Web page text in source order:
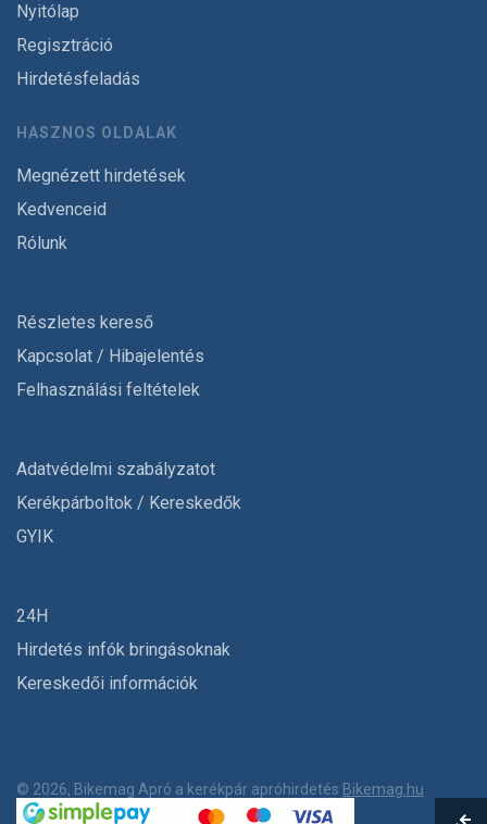
Nyitólap
Regisztráció
Hirdetésfeladás
HASZNOS OLDALAK
Megnézett hirdetések
Kedvenceid
Rólunk
Részletes kereső
Kapcsolat / Hibajelentés
Felhasználási feltételek
Adatvédelmi szabályzatot
Kerékpárboltok / Kereskedők
GYIK
24H
Hirdetés infók bringásoknak
Kereskedői információk
© 2026, Bikemag Apró a kerékpár apróhirdetés Bikemag.hu